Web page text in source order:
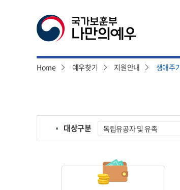
Home 예우찾기 지원안내 생애주
시
대상구분